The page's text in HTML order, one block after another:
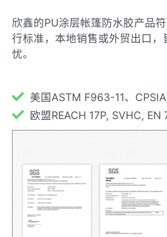
欣鑫的PU涂层帐篷防水胶产品
行标准，本地销售或外贸出口，
忧。
美国ASTM F963-11、
欧盟REACH 17P, SVHC, EN